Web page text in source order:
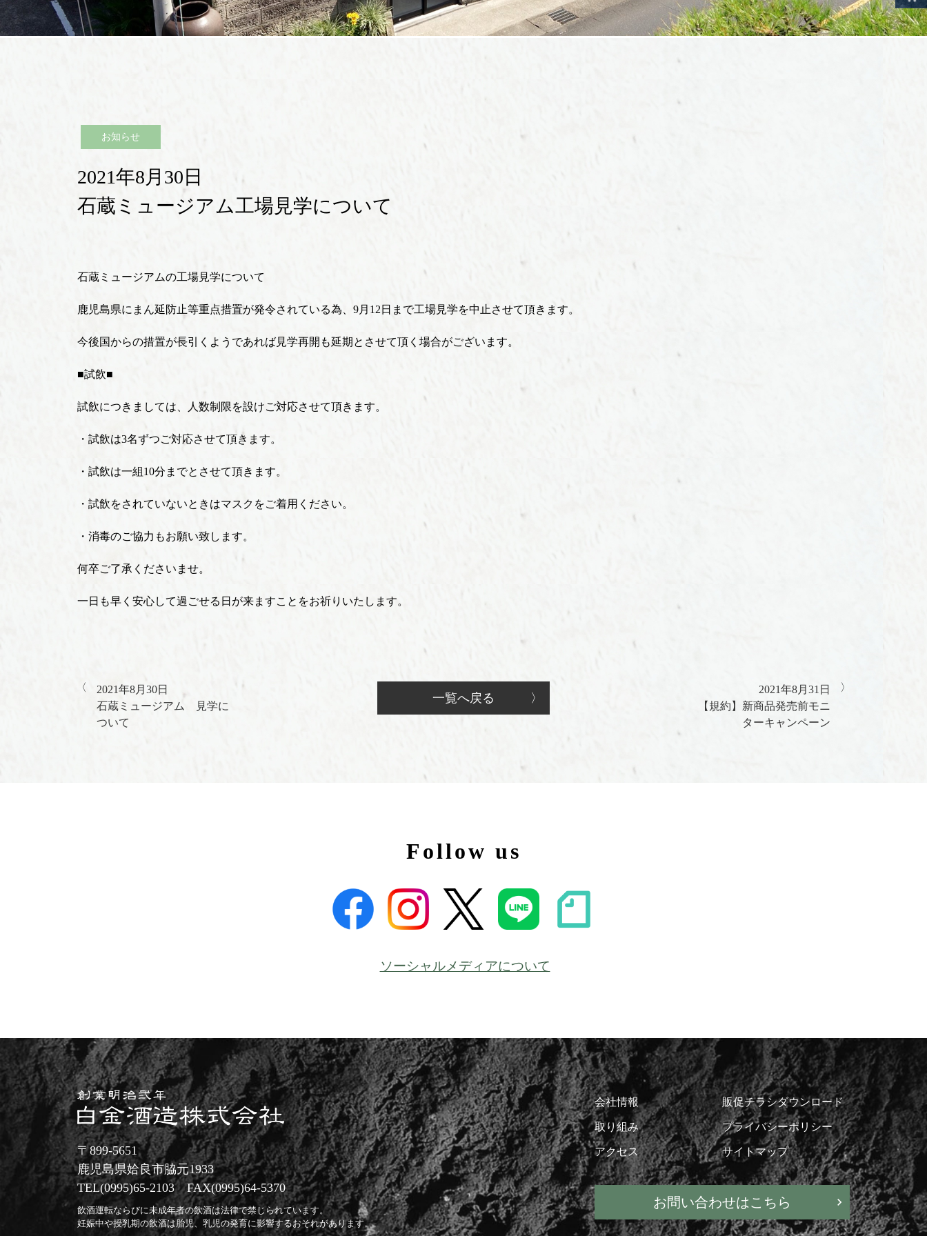
お知らせ
2021年8月30日
石蔵ミュージアム工場見学について
石蔵ミュージアムの工場見学について
鹿児島県にまん延防止等重点措置が発令されている為、9月12日まで工場見学を中止させて頂きます。
今後国からの措置が長引くようであれば見学再開も延期とさせて頂く場合がございます。
■試飲■
試飲につきましては、人数制限を設けご対応させて頂きます。
・試飲は3名ずつご対応させて頂きます。
・試飲は一組10分までとさせて頂きます。
・試飲をされていないときはマスクをご着用ください。
・消毒のご協力もお願い致します。
何卒ご了承くださいませ。
一日も早く安心して過ごせる日が来ますことをお祈りいたします。
2021年8月30日
石蔵ミュージアム 見学に
ついて
一覧へ戻る
2021年8月31日
【規約】新商品発売前モニ
ターキャンペーン
Follow us
ソーシャルメディアについて
〒899-5651
鹿児島県姶良市脇元1933
TEL(0995)65-2103 FAX(0995)64-5370
飲酒運転ならびに未成年者の飲酒は法律で禁じられています。
妊娠中や授乳期の飲酒は胎児、乳児の発育に影響するおそれがあります。
会社情報 販促チラシダウンロード
取り組み プライバシーポリシー
アクセス サイトマップ
お問い合わせはこちら